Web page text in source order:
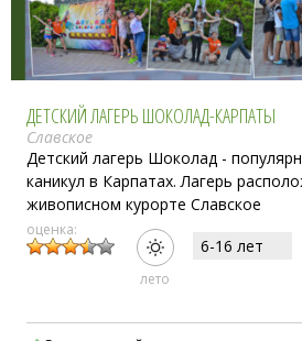
ДЕТСКИЙ ЛАГЕРЬ ШОКОЛАД-КАРПАТЫ
Славское
Детский лагерь Шоколад -
каникул в Карпатах. Лагерь
живописном курорте Славское
оценка:
лето
6-16 лет